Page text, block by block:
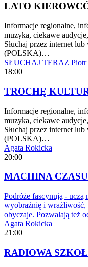
LATO
Informacje regionalne,
muzyka, ciekawe
Słuchaj przez internet
(POLSKA)…
SŁUCHAJ TERAZ
18:00
TROCHĘ
Informacje regionalne,
muzyka, ciekawe
Słuchaj przez internet
(POLSKA)…
Agata Rokicka
20:00
MACHINA CZASU
Podróże fascynują -
wyobraźnię i wrażliwość,
obyczaje. Pozwalają też
Agata Rokicka
21:00
RADIOWA